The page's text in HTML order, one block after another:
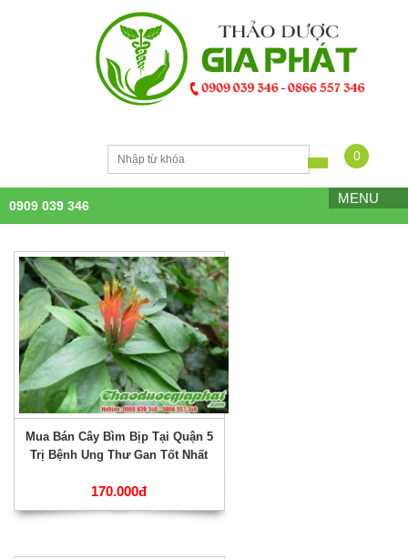
0
MENU
0909 039 346
Mua Bán Cây Bìm Bịp Tại Quận 5
Trị Bệnh Ung Thư Gan Tốt Nhất
170.000đ